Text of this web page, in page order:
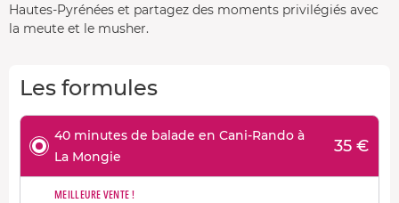
Hautes-Pyrénées et partagez des moments privilégiés avec
la meute et le musher.
Les formules
40 minutes de balade en Cani-Rando à
La Mongie
35 €
MEILLEURE VENTE !